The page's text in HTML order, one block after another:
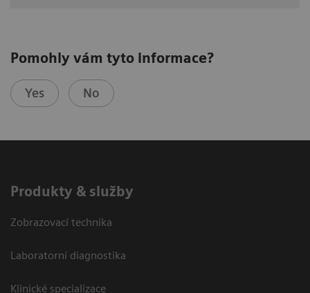
Pomohly vám tyto informace?
Yes No
Produkty & služby
Zobrazovací technika
Laboratorní diagnostika
Klinické specializace